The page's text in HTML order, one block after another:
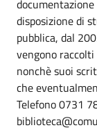
disposizione di
pubblica, dal
vengono
nonchè suoi
che
Telefono 0731